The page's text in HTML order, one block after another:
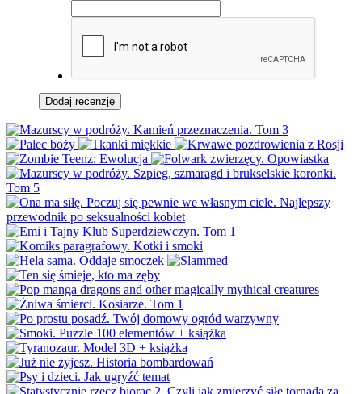
Dodaj recenzję